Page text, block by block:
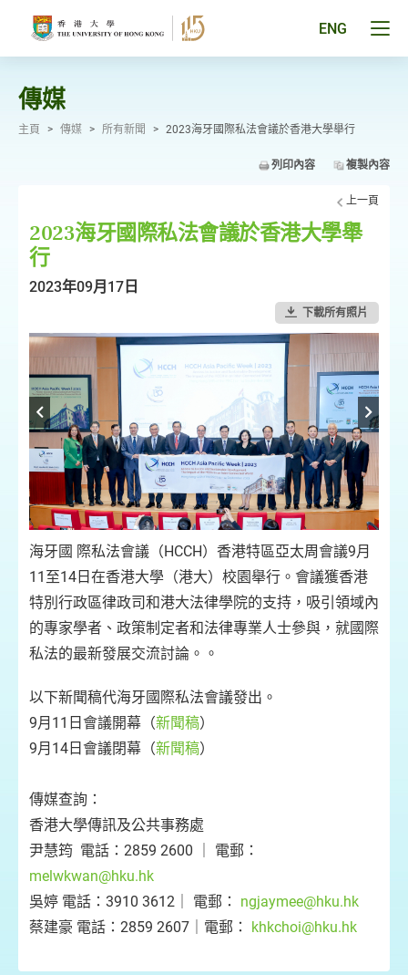
ENG
傳媒
主頁 > 傳媒 > 所有新聞 > 2023海牙國際私法會議於香港大學舉行
列印內容 複製內容
上一頁
2023海牙國際私法會議於香港大學舉
行
2023年09月17日
下載所有照片
海牙國 際私法會議（HCCH）香港特區亞太周會議9月
11至14日在香港大學（港大）校園舉行。會議獲香港
特別行政區律政司和港大法律學院的支持，吸引領域內
的專家學者、政策制定者和法律專業人士參與，就國際
私法的最新發展交流討論。。
以下新聞稿代海牙國際私法會議發出。
9月11日會議開幕（新聞稿）
9月14日會議閉幕（新聞稿）
傳媒查詢：
香港大學傳訊及公共事務處
尹慧筠 電話：2859 2600 ｜ 電郵：
melwkwan@hku.hk
吳婷 電話：3910 3612｜ 電郵： ngjaymee@hku.hk
蔡建豪 電話：2859 2607｜電郵： khkchoi@hku.hk